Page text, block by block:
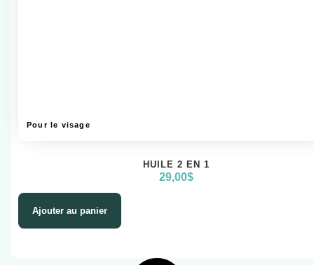
Pour le visage
HUILE 2 EN 1
29,00$
Ajouter au panier